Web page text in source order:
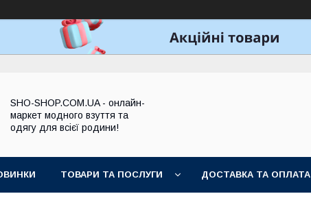
SHO-SHOP.COM.UA - онлайн-
маркет модного взуття та
одягу для всієї родини!
ТОВАРИ ТА ПОСЛУГИ ДОСТАВКА ТА ОПЛАТА